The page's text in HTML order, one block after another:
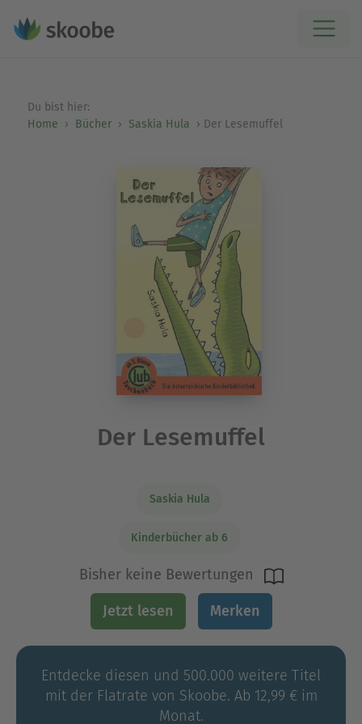
Du bist hier:
Home
Bücher Saskia Hula Der Lesemuffel
Der Lesemuffel
Saskia Hula
Kinderbücher ab 6
Bisher keine Bewertungen
Jetzt lesen Merken
Entdecke diesen und 500.000 weitere Titel
mit der Flatrate von Skoobe. Ab 12,99 € im
Monat.